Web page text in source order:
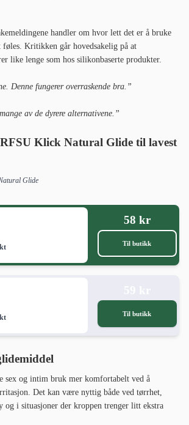
handler om hvor lett det er å bruke
føles. Kritikken går hovedsakelig på at
like lenge som hos silikonbaserte produkter.
Denne fungerer overraskende bra.”
av de dyrere alternativene.”
Klick Natural Glide til lavest
Glide
58 kr
Til butikk
Til butikk
sex og intim bruk mer komfortabelt ved å
Det kan være nyttig både ved tørrhet,
og i situasjoner der kroppen trenger litt ekstra